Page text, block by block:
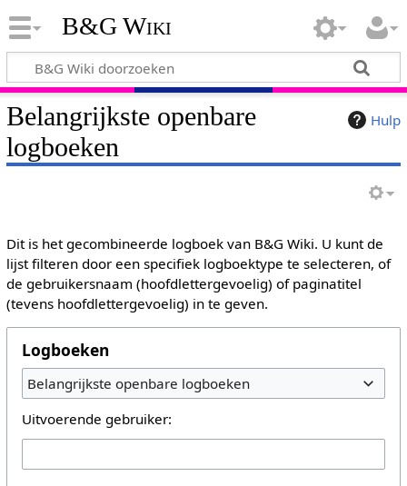
B&G Wiki
Hulp
Belangrijkste openbare
logboeken
Dit is het gecombineerde logboek van B&G Wiki. U kunt de
lijst filteren door een specifiek logboektype te selecteren, of
de gebruikersnaam (hoofdlettergevoelig) of paginatitel
(tevens hoofdlettergevoelig) in te geven.
Logboeken
Belangrijkste openbare logboeken
Uitvoerende gebruiker: